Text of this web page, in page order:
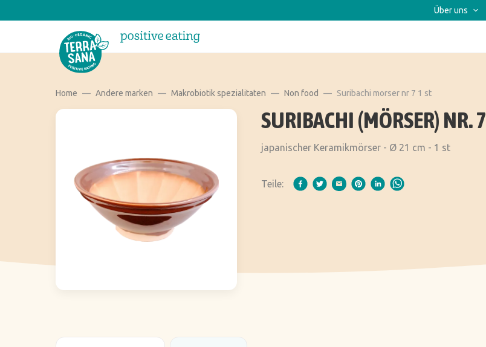
Über uns
Home Andere marken Makrobiotik spezialitaten Non food Suribachi morser nr 7 1 st
SURIBACHI (MÖRSER) NR. 7
japanischer Keramikmörser - Ø 21 cm - 1 st
Teile: